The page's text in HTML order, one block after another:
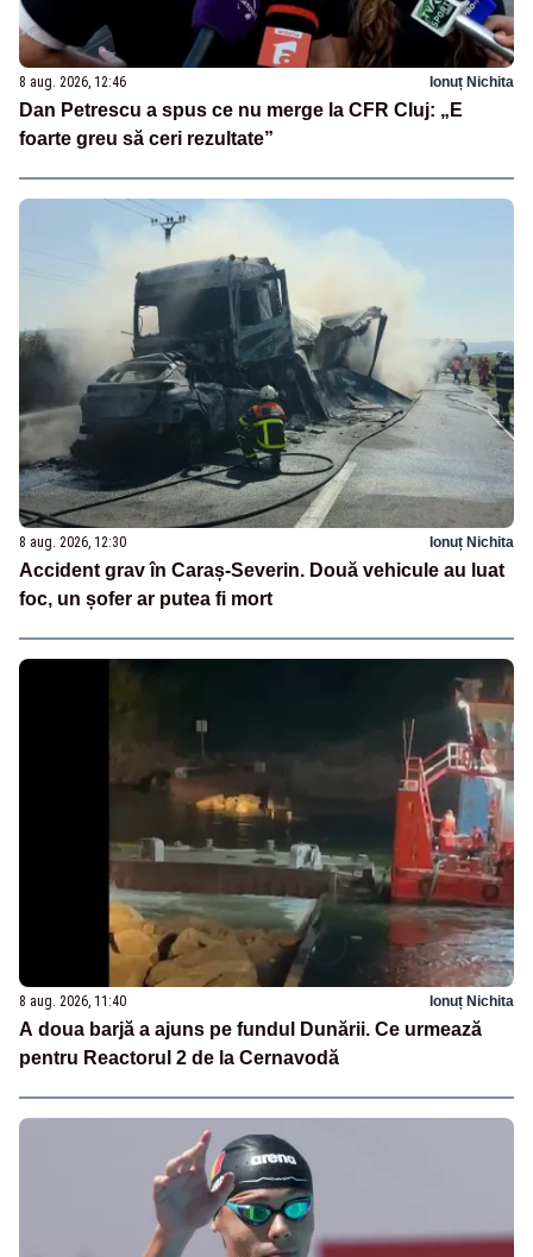
8 aug. 2026, 12:46 Ionuț Nichita
Dan Petrescu a spus ce nu merge la CFR Cluj: „E
foarte greu să ceri rezultate”
8 aug. 2026, 12:30 Ionuț Nichita
Accident grav în Caraș-Severin. Două vehicule au luat
foc, un șofer ar putea fi mort
8 aug. 2026, 11:40 Ionuț Nichita
A doua barjă a ajuns pe fundul Dunării. Ce urmează
pentru Reactorul 2 de la Cernavodă